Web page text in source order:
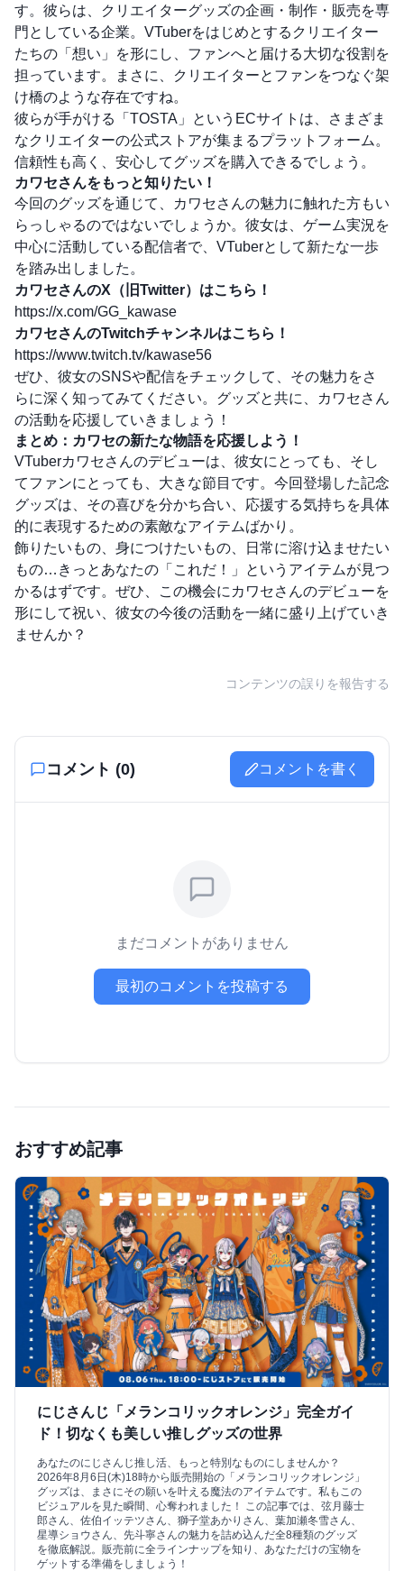
す。彼らは、クリエイターグッズの企画・制作・販売を専
門としている企業。VTuberをはじめとするクリエイター
たちの「想い」を形にし、ファンへと届ける大切な役割を
担っています。まさに、クリエイターとファンをつなぐ架
け橋のような存在ですね。
彼らが手がける「TOSTA」というECサイトは、さまざま
なクリエイターの公式ストアが集まるプラットフォーム。
信頼性も高く、安心してグッズを購入できるでしょう。
カワセさんをもっと知りたい！
今回のグッズを通じて、カワセさんの魅力に触れた方もい
らっしゃるのではないでしょうか。彼女は、ゲーム実況を
中心に活動している配信者で、VTuberとして新たな一歩
を踏み出しました。
カワセさんのX（旧Twitter）はこちら！
https://x.com/GG_kawase
カワセさんのTwitchチャンネルはこちら！
https://www.twitch.tv/kawase56
ぜひ、彼女のSNSや配信をチェックして、その魅力をさ
らに深く知ってみてください。グッズと共に、カワセさん
の活動を応援していきましょう！
まとめ：カワセの新たな物語を応援しよう！
VTuberカワセさんのデビューは、彼女にとっても、そし
てファンにとっても、大きな節目です。今回登場した記念
グッズは、その喜びを分かち合い、応援する気持ちを具体
的に表現するための素敵なアイテムばかり。
飾りたいもの、身につけたいもの、日常に溶け込ませたい
もの…きっとあなたの「これだ！」というアイテムが見つ
かるはずです。ぜひ、この機会にカワセさんのデビューを
形にして祝い、彼女の今後の活動を一緒に盛り上げていき
ませんか？
コンテンツの誤りを報告する
コメント (0) コメントを書く
まだコメントがありません
最初のコメントを投稿する
おすすめ記事
にじさんじ「メランコリックオレンジ」完全ガイ
ド！切なくも美しい推しグッズの世界
あなたのにじさんじ推し活、もっと特別なものにしませんか？
2026年8月6日(木)18時から販売開始の「メランコリックオレンジ」
グッズは、まさにその願いを叶える魔法のアイテムです。私もこの
ビジュアルを見た瞬間、心奪われました！ この記事では、弦月藤士
郎さん、佐伯イッテツさん、獅子堂あかりさん、葉加瀬冬雪さん、
星導ショウさん、先斗寧さんの魅力を詰め込んだ全8種類のグッズ
を徹底解説。販売前に全ラインナップを知り、あなただけの宝物を
ゲットする準備をしましょう！